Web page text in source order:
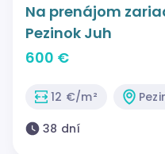
Na prenájom
Pezinok Juh
600 €
12 €/m²
38 dní